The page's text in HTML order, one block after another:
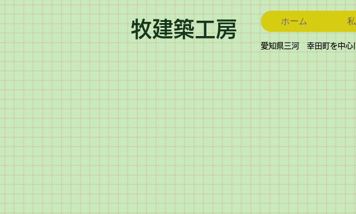
​牧建築工房 ホーム
愛知県三河 幸田町を中心